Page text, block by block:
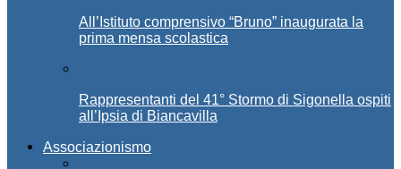
All’Istituto comprensivo “Bruno” inaugurata la
prima mensa scolastica
Rappresentanti del 41° Stormo di Sigonella ospiti
all’Ipsia di Biancavilla
Associazionismo